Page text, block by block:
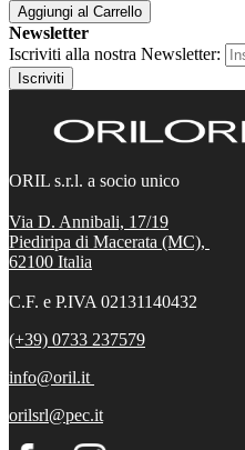
Aggiungi al Carrello
Newsletter
Iscriviti alla nostra Newsletter:
Iscriviti
ORIL s.r.l. a socio unico
Via D. Annibali, 17/19
Piediripa di Macerata (MC),
62100 Italia
C.F. e P.IVA 02131140432
(+39) 0733 237579
info@oril.it
orilsrl@pec.it